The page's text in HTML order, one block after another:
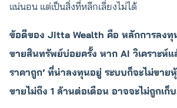
แน่นอน แต่เป็นสิ่งที่หลีกเลี่ยงไม่ได้
ข้อดีของ Jitta Wealth คือ หลักการลงทุ
ขายสินทรัพย์บ่อยครั้ง หาก AI วิเคราะห์แ
ราคาถูก’ ที่น่าลงทุนอยู่ ระบบก็จะไม่ขาย
ขายไม่ถึง 1 ล้านต่อเดือน อาจจะไม่ถูกเก็